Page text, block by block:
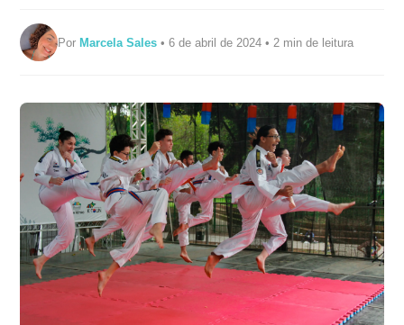
PorMarcela Sales • 6 de abril de 2024 • 2 min de leitura